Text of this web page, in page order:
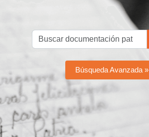
Búsqueda Avanzada »